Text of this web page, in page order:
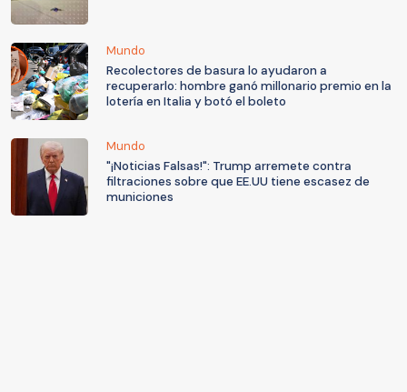
Mundo
Recolectores de basura lo ayudaron a
recuperarlo: hombre ganó millonario premio en la
lotería en Italia y botó el boleto
Mundo
"¡Noticias Falsas!": Trump arremete contra
filtraciones sobre que EE.UU tiene escasez de
municiones